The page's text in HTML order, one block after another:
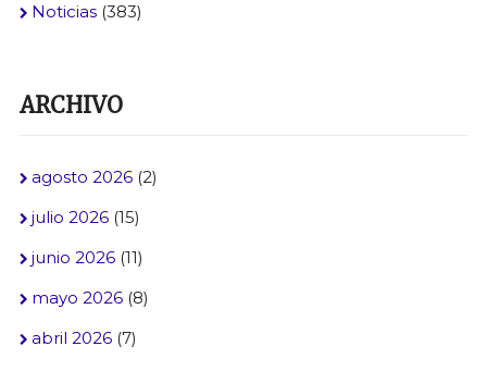
Noticias(383)
ARCHIVO
agosto 2026(2)
julio 2026(15)
junio 2026(11)
mayo 2026(8)
abril 2026(7)